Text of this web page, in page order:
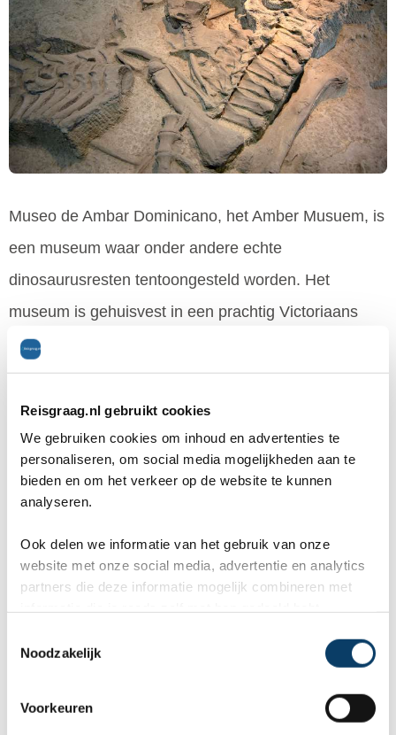
Reisgraag.nl gebruikt cookies
We gebruiken cookies om inhoud en advertenties te
personaliseren, om social media mogelijkheden aan te
bieden en om het verkeer op de website te kunnen
analyseren.
Ook delen we informatie van het gebruik van onze
website met onze social media, advertentie en analytics
partners die deze informatie mogelijk combineren met
Noodzakelijk
Voorkeuren
Museo de Ambar Dominicano, het Amber Musuem, is
een museum waar onder andere echte
dinosaurusresten tentoongesteld worden. Het
museum is gehuisvest in een prachtig Victoriaans
herenhuis, dat op zichzelf al een rijke geschiedenis
kent. In het museum kun je heerlijk ronddwalen en de
grote collectie fossielen en dinosaurusresten
bewonderen. Je kunt er ook voor kiezen om het
museum met een gids te ontdekken. Rondleidingen
worden in het Engels en in het Spaans gehouden.
Parque Central (Puerto Plata)